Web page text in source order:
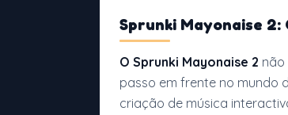
Sprunki Mayonaise
O Sprunki Mayonaise 2 não
passo em frente no mundo
criação de música